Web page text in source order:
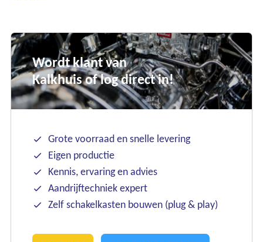
Wordt klant van
Kalkhuis of log direct in!
Grote voorraad en snelle levering
Eigen productie
Kennis, ervaring en advies
Aandrijftechniek expert
Zelf schakelkasten bouwen (plug & play)